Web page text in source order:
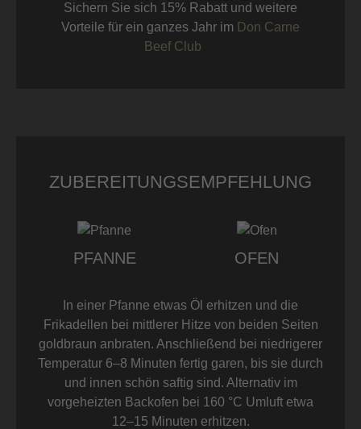
Sichern Sie sich 15% Rabatt und weitere
Vorteile für ein ganzes Jahr im Don Carne
Beef Club
ZUBEREITUNGSEMPFEHLUNG
PFANNE OFEN
In einer Pfanne etwas Öl erhitzen und die
Frikadellen bei mittlerer Hitze von beiden Seiten
goldbraun anbraten. Anschließend bei niedrigerer
Temperatur 6–8 Minuten fertig garen, bis sie durch
und innen schön saftig sind. Alternativ im
vorgeheizten Backofen bei 160 °C Umluft etwa
12–15 Minuten erhitzen.